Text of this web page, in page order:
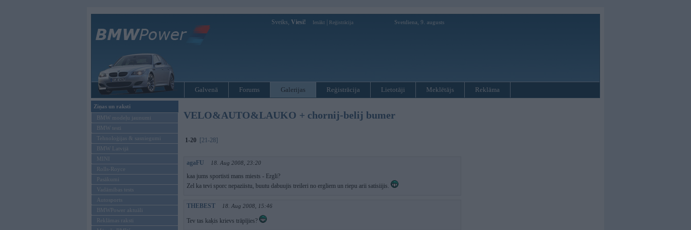
Sveiks, Viesi! Ienākt Reģistrācija Svetdiena, 9. augusts
Galvenā Forums Galerijas Reģistrācija Lietotāji Meklētājs Reklāma
Ziņas un raksti
BMW modeļu jaunumi
BMW testi
Tehnoloģijas & sasniegumi
BMW Latvijā
MINI
Rolls-Royce
Pasākumi
Vadāmības tests
Autosports
BMWPower aktuāli
Reklāmas raksti
VELO&AUTO&LAUKO + chornij-belij bumer
1-20 [21-28]
agaFU 18. Aug 2008, 23:20
kaa jums sportisti mans miests - Ergli?
Zel ka tevi sporc nepaziistu, buutu dabuujis treileri no ergliem un riepu arii satisiijis.
THEBEST 18. Aug 2008, 15:46
Tev tas kaķis krievs trāpījies?